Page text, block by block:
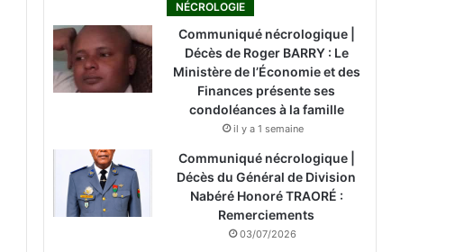
NÉCROLOGIE
Communiqué nécrologique |
Décès de Roger BARRY : Le
Ministère de l’Économie et des
Finances présente ses
condoléances à la famille
il y a 1 semaine
Communiqué nécrologique |
Décès du Général de Division
Nabéré Honoré TRAORÉ :
Remerciements
03/07/2026